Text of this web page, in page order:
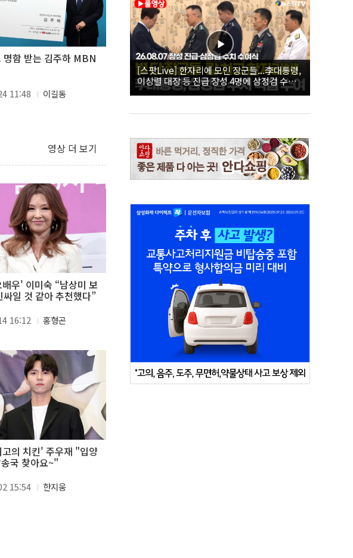
명함 받는 김주하 MBN
11:48 이길동
영상 더 보기
우' 이미숙 “남상미 보
싸일 것 같아 추천했다”
16:12 홍형곤
의 치킨' 주우재 "입양
국 찾아요~"
15:54 한지웅
[스팟Live] 한자리에 모인 장군들...李대통령,
이상렬 대장 등 진급 장성 4명에 삼정검 수치
직접 수여｜26.08.07 장성 진급·삼정검 수치